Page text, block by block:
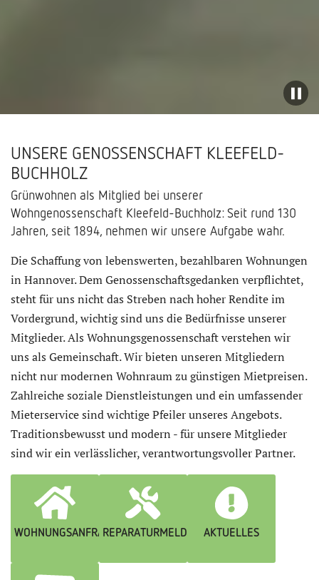
UNSERE GENOSSENSCHAFT KLEEFELD-
BUCHHOLZ
Grünwohnen als Mitglied bei unserer
Wohngenossenschaft Kleefeld-Buchholz: Seit rund 130
Jahren, seit 1894, nehmen wir unsere Aufgabe wahr.
Die Schaffung von lebenswerten, bezahlbaren Wohnungen
in Hannover. Dem Genossenschaftsgedanken verpflichtet,
steht für uns nicht das Streben nach hoher Rendite im
Vordergrund, wichtig sind uns die Bedürfnisse unserer
Mitglieder. Als Wohnungsgenossenschaft verstehen wir
uns als Gemeinschaft. Wir bieten unseren Mitgliedern
nicht nur modernen Wohnraum zu günstigen Mietpreisen.
Zahlreiche soziale Dienstleistungen und ein umfassender
Mieterservice sind wichtige Pfeiler unseres Angebots.
Traditionsbewusst und modern - für unsere Mitglieder
sind wir ein verlässlicher, verantwortungsvoller Partner.
WOHNUNGSANFRAGEREPARATURMELDUNGAKTUELLES